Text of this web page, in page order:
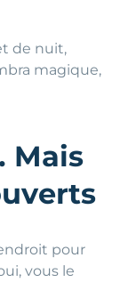
de nuit,
magique,
Mais
pour
vous le